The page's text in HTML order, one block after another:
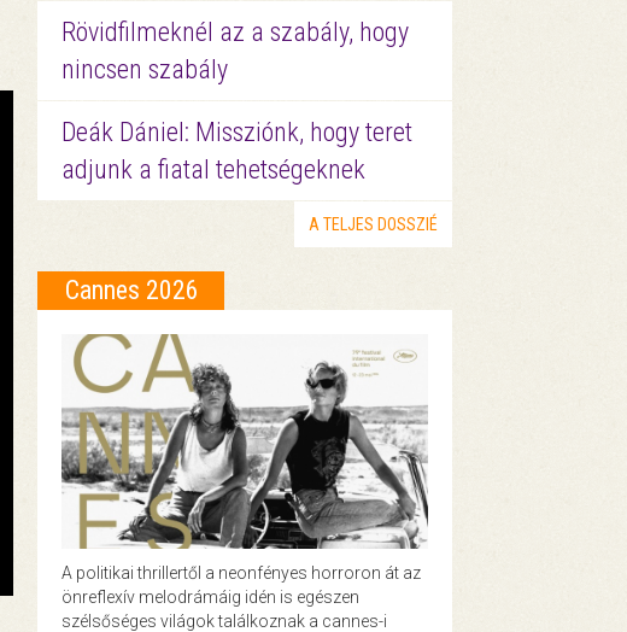
Rövidfilmeknél az a szabály, hogy
nincsen szabály
Deák Dániel: Missziónk, hogy teret
adjunk a fiatal tehetségeknek
A TELJES DOSSZIÉ
Cannes 2026
A politikai thrillertől a neonfényes horroron át az
önreflexív melodrámáig idén is egészen
szélsőséges világok találkoznak a cannes-i